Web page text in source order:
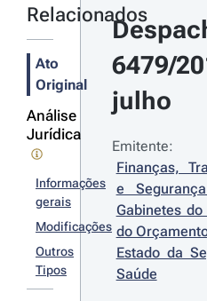
Relacionados
Ato
Original
Análise
Jurídica
Informações
gerais
Modificações
Outros
Tipos
6479/
julho
Emitente:
Finanças,
e
Gabinetes
do
Estado da
Saúde